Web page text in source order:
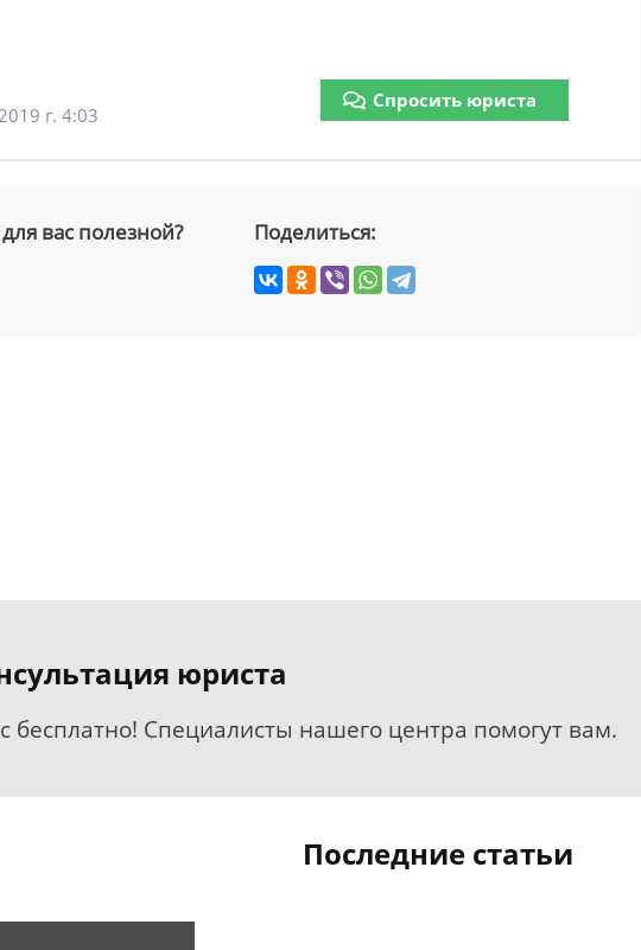
г. 4:03
Спросить юриста
вас полезной? Поделиться:
юриста
бесплатно! Специалисты нашего центра помогут вам.
Последние статьи